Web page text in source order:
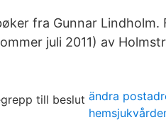
fra Gunnar
juli 2011) av
ändra